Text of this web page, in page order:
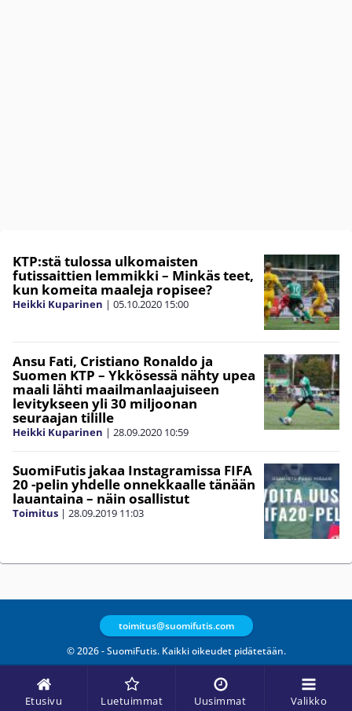
Etusivu Luetuimmat Uusimmat Valikko
KTP:stä tulossa ulkomaisten
futissaittien lemmikki – Minkäs teet,
kun komeita maaleja ropisee?
Heikki Kuparinen | 05.10.2020 15:00
Ansu Fati, Cristiano Ronaldo ja
Suomen KTP – Ykkösessä nähty upea
maali lähti maailmanlaajuiseen
levitykseen yli 30 miljoonan
seuraajan tilille
Heikki Kuparinen | 28.09.2020 10:59
SuomiFutis jakaa Instagramissa FIFA
20 -pelin yhdelle onnekkaalle tänään
lauantaina – näin osallistut
Toimitus | 28.09.2019 11:03
© 2026 - SuomiFutis. Kaikki oikeudet pidätetään.
toimitus@suomifutis.com